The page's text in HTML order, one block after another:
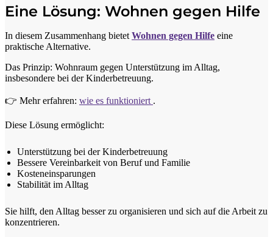
Eine Lösung: Wohnen gegen Hilfe
In diesem Zusammenhang bietetWohnen gegen Hilfe eine
praktische Alternative.
Das Prinzip: Wohnraum gegen Unterstützung im Alltag,
insbesondere bei der Kinderbetreuung.
👉 Mehr erfahren: wie es funktioniert .
Diese Lösung ermöglicht:
Unterstützung bei der Kinderbetreuung
Bessere Vereinbarkeit von Beruf und Familie
Kosteneinsparungen
Stabilität im Alltag
Sie hilft, den Alltag besser zu organisieren und sich auf die Arbeit zu
konzentrieren.